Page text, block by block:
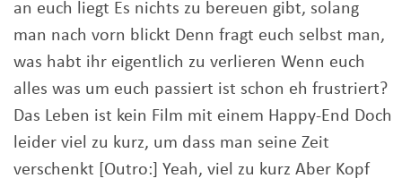
an euch liegt Es nichts zu bereuen gibt, solang
man nach vorn blickt Denn fragt euch selbst man,
was habt ihr eigentlich zu verlieren Wenn euch
alles was um euch passiert ist schon eh frustriert?
Das Leben ist kein Film mit einem Happy-End Doch
leider viel zu kurz, um dass man seine Zeit
verschenkt [Outro:] Yeah, viel zu kurz Aber Kopf